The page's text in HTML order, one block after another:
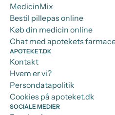
MedicinMix
Bestil pillepas online
Køb din medicin online
Chat med apotekets
APOTEKET.DK
Kontakt
Hvem er vi?
Persondatapolitik
Cookies på apoteket.dk
SOCIALE MEDIER